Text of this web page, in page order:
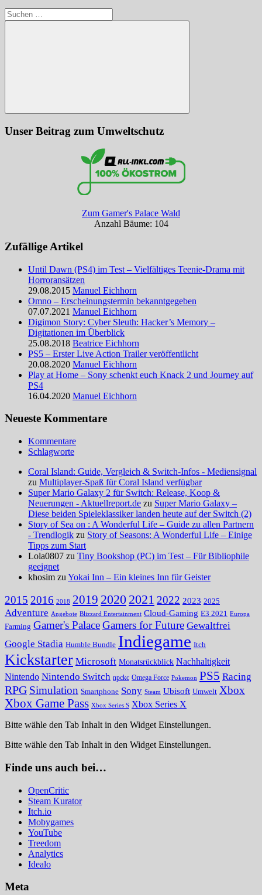
Suchen
nach:
Suchen
Unser Beitrag zum Umweltschutz
Zum Gamer's Palace Wald
Anzahl Bäume: 104
Zufällige Artikel
Until Dawn (PS4) im Test – Vielfältiges Teenie-Drama mit
Horroransätzen
29.08.2015 Manuel Eichhorn
Omno – Erscheinungstermin bekanntgegeben
07.07.2021 Manuel Eichhorn
Digimon Story: Cyber Sleuth: Hacker’s Memory –
Digitationen im Überblick
25.08.2018 Beatrice Eichhorn
PS5 – Erster Live Action Trailer veröffentlicht
20.08.2020 Manuel Eichhorn
Play at Home – Sony schenkt euch Knack 2 und Journey auf
PS4
16.04.2020 Manuel Eichhorn
Neueste Kommentare
Kommentare
Schlagworte
Coral Island: Guide, Vergleich & Switch-Infos - Mediensignal
zu Multiplayer-Spaß für Coral Island verfügbar
Super Mario Galaxy 2 für Switch: Release, Koop &
Neuerungen - Aktuellreport.de zu Super Mario Galaxy –
Diese beiden Spieleklassiker landen heute auf der Switch (2)
Story of Sea on : A Wonderful Life – Guide zu allen Partnern
- Trendlogik zu Story of Seasons: A Wonderful Life – Einige
Tipps zum Start
Lola0807 zu Tiny Bookshop (PC) im Test – Für Bibliophile
geeignet
khosim zu Yokai Inn – Ein kleines Inn für Geister
2015 2016 2018 2019 2020 2021 2022 2023 2025
Adventure Angebote Blizzard Entertainment Cloud-Gaming E3 2021 Europa
Farming Gamer's PalaceGamers for Future Gewaltfrei
Google Stadia Humble Bundle Indiegame Itch
Kickstarter Microsoft Monatsrückblick Nachhaltigkeit
Nintendo Nintendo Switch npckc Omega Force Pokemon PS5 Racing
RPG Simulation Smartphone Sony Steam Ubisoft Umwelt Xbox
Xbox Game Pass Xbox Series S Xbox Series X
Bitte wähle den Tab Inhalt in den Widget Einstellungen.
Bitte wähle den Tab Inhalt in den Widget Einstellungen.
Finde uns auch bei…
OpenCritic
Steam Kurator
Itch.io
Mobygames
YouTube
Treedom
Analytics
Idealo
Meta